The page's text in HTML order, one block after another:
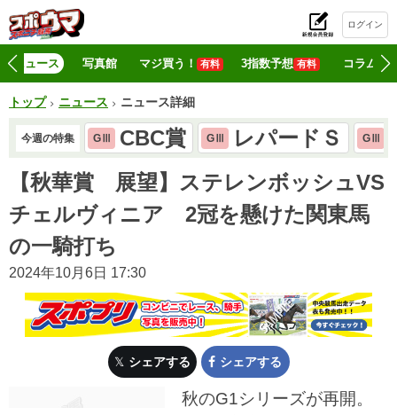
ログイン
ニュース 写真館 マジ買う！ 有料 3指数予想 有料 コラム
トップ ニュース ニュース詳細
今週の特集 GⅢ CBC賞 GⅢ レパードＳ GⅢ
【秋華賞 展望】ステレンボッシュVS
チェルヴィニア 2冠を懸けた関東馬
の一騎打ち
2024年10月6日 17:30
シェアする シェアする
秋のG1シリーズが再開。